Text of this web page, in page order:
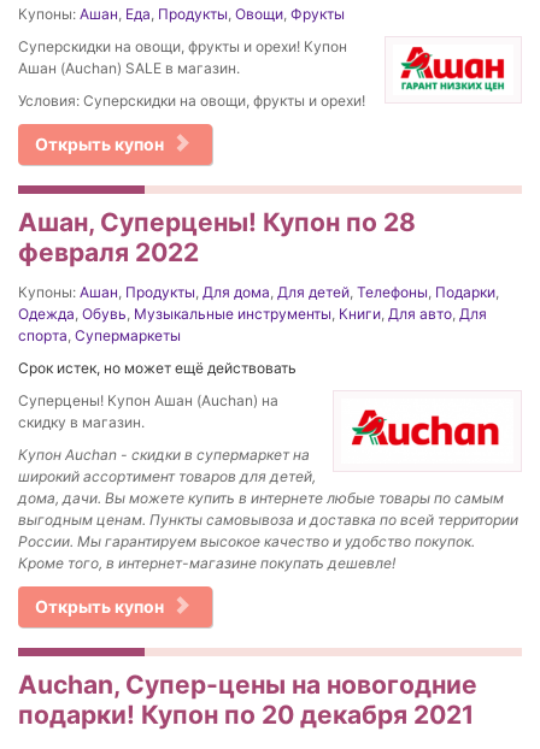
Купоны: Ашан, Еда, Продукты, Овощи, Фрукты
Суперскидки на овощи, фрукты и орехи! Купон
Ашан (Auchan) SALE в магазин.
Условия: Суперскидки на овощи, фрукты и орехи!
Открыть купон
Ашан, Суперцены! Купон по 28
февраля 2022
Купоны: Ашан, Продукты, Для дома, Для детей, Телефоны, Подарки,
Одежда, Обувь, Музыкальные инструменты, Книги, Для авто, Для
спорта, Супермаркеты
Срок истек, но может ещё действовать
Суперцены! Купон Ашан (Auchan) на
скидку в магазин.
Купон Auchan - скидки в супермаркет на
широкий ассортимент товаров для детей,
дома, дачи. Вы можете купить в интернете любые товары по самым
выгодным ценам. Пункты самовывоза и доставка по всей территории
России. Мы гарантируем высокое качество и удобство покупок.
Кроме того, в интернет-магазине покупать дешевле!
Открыть купон
Auchan, Супер-цены на новогодние
подарки! Купон по 20 декабря 2021